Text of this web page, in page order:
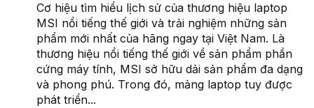
Cơ hiệu tìm hiểu lịch sử của thương hiệu laptop
MSI nổi tiếng thế giới và trải nghiệm những sản
phẩm mới nhất của hãng ngay tại Việt Nam. Là
thương hiệu nổi tiếng thế giới về sản phẩm phần
cứng máy tính, MSI sở hữu dải sản phẩm đa dạng
và phong phú. Trong đó, mảng laptop tuy được
phát triển...